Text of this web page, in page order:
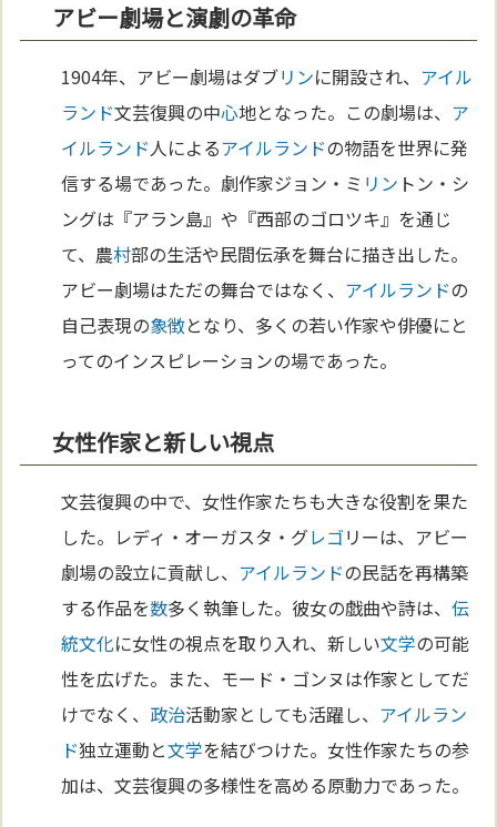
アビー劇場と演劇の革命
1904年、アビー劇場はダブリンに開設され、 アイル
ランド文芸復興の中心地となった。この劇場は、 ア
イルランド人によるアイルランドの物語を世界に発
信する場であった。劇作家ジョン・ミ リン トン・シ
ングは『アラン島』や『西部のゴロツキ』を通じ
て、農村部の生活や民間伝承を舞台に描き出した。
アビー劇場はただの舞台ではなく、 アイルランドの
自己表現の象徴となり、多くの若い作家や俳優にと
ってのインスピレーションの場であった。
女性作家と新しい視点
文芸復興の中で、女性作家たちも大きな役割を果た
した。レディ・オーガスタ・グレゴリーは、アビー
劇場の設立に貢献し、 アイルランドの民話を再構築
する作品を数多く執筆した。彼女の戯曲や詩は、伝
統文化に女性の視点を取り入れ、新しい文学の可能
性を広げた。また、モード・ゴンヌは作家としてだ
けでなく、 政治活動家としても活躍し、 アイルラン
ド独立運動と文学を結びつけた。女性作家たちの参
加は、文芸復興の多様性を高める原動力であった。